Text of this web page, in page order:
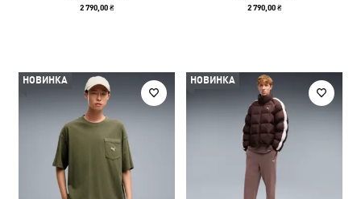
2 790,00 ₴ 2 790,00 ₴
НОВИНКА НОВИНКА